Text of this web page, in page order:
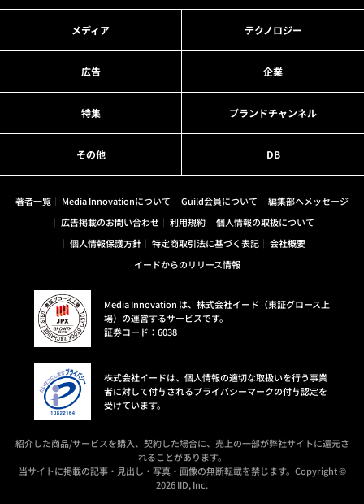
メディア テクノロジー
広告 企業
特集 ブランドチャンネル
その他 DB
著者一覧 Media Innovationについて Guild会員について
編集部へメッセージ
広告掲載のお問い合わせ
利用規約
個人情報の取扱について
個人情報保護方針
特定商取引法に基づく表記
会社概要
イードからのリリース情報
Media Innovation は、株式会社イード（東証グロース上
場）の運営するサービスです。
証券コード：6038
株式会社イードは、個人情報の適切な取扱いを行う事業
者に対して付与されるプライバシーマークの付与認定を
受けています。
紹介した商品/サービスを購入、契約した場合に、売上の一部が弊社サイトに還元さ
れることがあります。
当サイトに掲載の記事・見出し・写真・画像の無断転載を禁じます。Copyright ©
2026 IID, Inc.